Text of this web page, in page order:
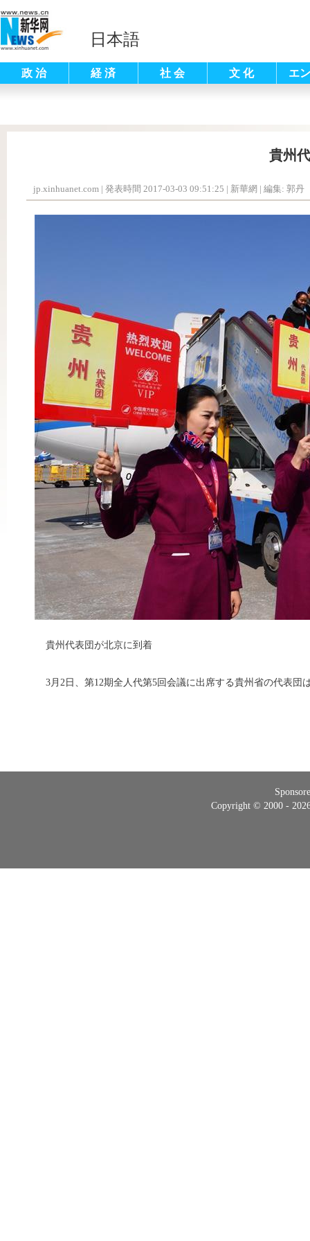
日本語
政 治 経 済 社 会 文 化 エ
貴州
jp.xinhuanet.com | 発表時間 2017-03-03 09:51:25 | 新華網 | 編集: 郭丹
貴州代表団が北京に到着
3月2日、第12期全人代第5回会議に出席する貴州省の代表団
Copyright © 2000 -